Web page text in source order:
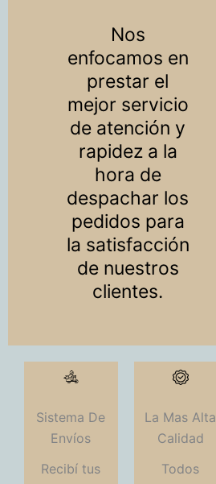
Nos
enfocamos en
prestar el
mejor servicio
de atención y
rapidez a la
hora de
despachar los
pedidos para
la satisfacción
de nuestros
clientes.
Sistema De
Envíos
Recibí tus
La Mas Alta
Calidad
Todos